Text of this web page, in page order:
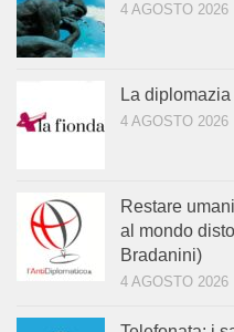
4 AGOSTO 2026
La
4 AGOSTO 2026
Restare
al mondo
Bradanini)
4 AGOSTO 2026